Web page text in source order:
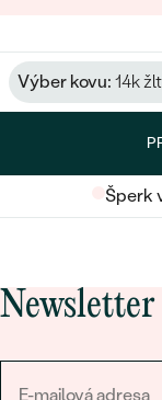
Výber kovu: 14k
Šperk
Newsletter